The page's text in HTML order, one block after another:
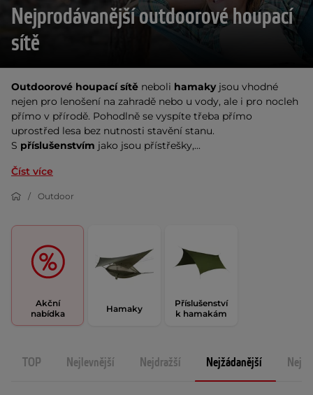
Nejprodávanější outdoorové houpací
sítě
Outdoorové houpací sítě neboli hamaky jsou vhodné
nejen pro lenošení na zahradě nebo u vody, ale i pro nocleh
přímo v přírodě. Pohodlně se vyspíte třeba přímo
uprostřed lesa bez nutnosti stavění stanu.
S příslušenstvím jako jsou přístřešky,...
Číst více
Outdoor
Akční
nabídka
Hamaky
Příslušenství
k hamakám
TOP Nejlevnější Nejdražší Nejžádanější